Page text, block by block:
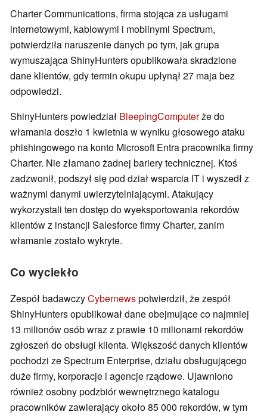
Charter Communications, firma stojąca za usługami
internetowymi, kablowymi i mobilnymi Spectrum,
potwierdziła naruszenie danych po tym, jak grupa
wymuszająca ShinyHunters opublikowała skradzione
dane klientów, gdy termin okupu upłynął 27 maja bez
odpowiedzi.
ShinyHunters powiedział BleepingComputerże do
włamania doszło 1 kwietnia w wyniku głosowego ataku
phishingowego na konto Microsoft Entra pracownika firmy
Charter. Nie złamano żadnej bariery technicznej. Ktoś
zadzwonił, podszył się pod dział wsparcia IT i wyszedł z
ważnymi danymi uwierzytelniającymi. Atakujący
wykorzystali ten dostęp do wyeksportowania rekordów
klientów z instancji Salesforce firmy Charter, zanim
włamanie zostało wykryte.
Co wyciekło
Zespół badawczyCybernewspotwierdził, że zespół
ShinyHunters opublikował dane obejmujące co najmniej
13 milionów osób wraz z prawie 10 milionami rekordów
zgłoszeń do obsługi klienta. Większość danych klientów
pochodzi ze Spectrum Enterprise, działu obsługującego
duże firmy, korporacje i agencje rządowe. Ujawniono
również osobny podzbiór wewnętrznego katalogu
pracowników zawierający około 85 000 rekordów, w tym